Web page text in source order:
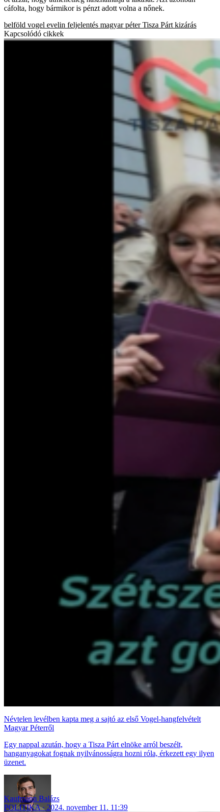
cáfolta, hogy bármikor is pénzt adott volna a nőnek.
belföld vogel evelin feljelentés magyar péter Tisza Párt kizárás
Kapcsolódó cikkek
Névtelen levélben kapta meg a sajtó az első Vogel-hangfelvételt
Magyar Péterről
Egy nappal azután, hogy a Tisza Párt elnöke arról beszélt,
hanganyagokat fognak nyilvánosságra hozni róla, érkezett egy ilyen
üzenet.
Kaufmann Balázs
POLITIKA
2024. november 11. 11:39